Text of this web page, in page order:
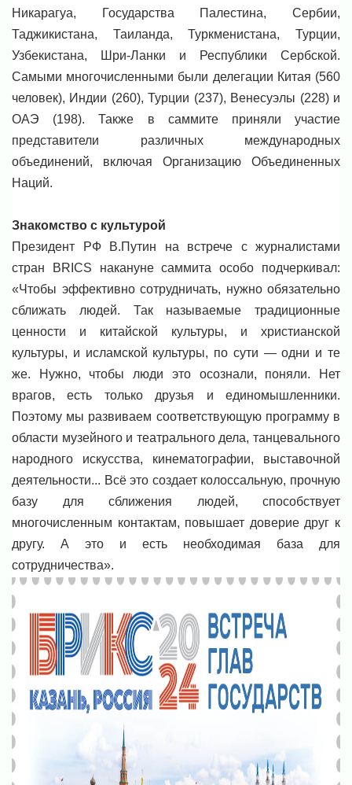
Никарагуа, Государства Палестина, Сербии,
Таджикистана, Таиланда, Туркменистана, Турции,
Узбекистана, Шри-Ланки и Республики Сербской.
Самыми многочисленными были делегации Китая (560
человек), Индии (260), Турции (237), Венесуэлы (228) и
ОАЭ (198). Также в саммите приняли участие
представители различных международных
объединений, включая Организацию Объединенных
Наций.
Знакомство с культурой
Президент РФ В.Путин на встрече с журналистами
стран BRICS накануне саммита особо подчеркивал:
«Чтобы эффективно сотрудничать, нужно обязательно
сближать людей. Так называемые традиционные
ценности и китайской культуры, и христианской
культуры, и исламской культуры, по сути — одни и те
же. Нужно, чтобы люди это осознали, поняли. Нет
врагов, есть только друзья и единомышленники.
Поэтому мы развиваем соответствующую программу в
области музейного и театрального дела, танцевального
народного искусства, кинематографии, выставочной
деятельности... Всё это создает колоссальную, прочную
базу для сближения людей, способствует
многочисленным контактам, повышает доверие друг к
другу. А это и есть необходимая база для
сотрудничества».